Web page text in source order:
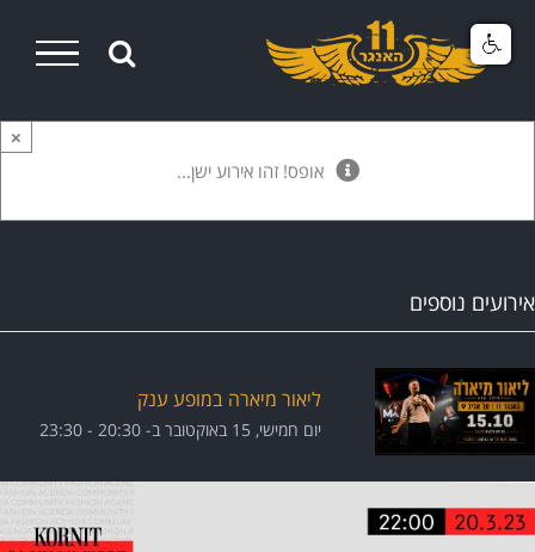
Skip
×
אופס! זהו אירוע ישן...
אירועים נוספים
ליאור מיארה במופע ענק
יום חמישי, 15 באוקטובר ב- 20:30 -
23:30